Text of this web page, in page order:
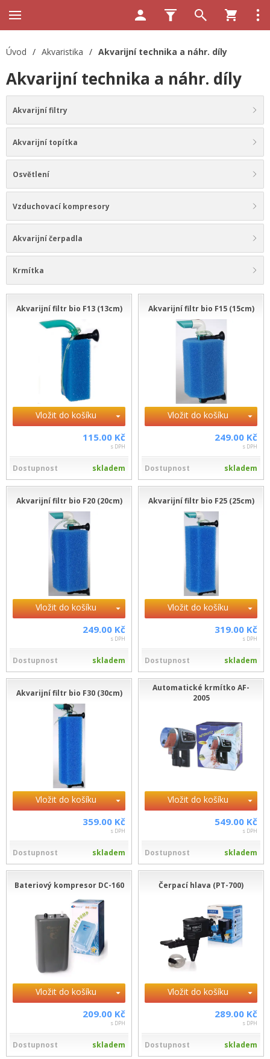
Úvod / Akvaristika / Akvarijní technika a náhr. díly
Akvarijní technika a náhr. díly
Akvarijní filtry
Akvarijní topítka
Osvětlení
Vzduchovací kompresory
Akvarijní čerpadla
Krmítka
Akvarijní filtr bio F13 (13cm)
Vložit do košíku
115.00 Kč
s DPH
Dostupnost skladem
Akvarijní filtr bio F15 (15cm)
Vložit do košíku
249.00 Kč
s DPH
Dostupnost skladem
Akvarijní filtr bio F20 (20cm)
Vložit do košíku
249.00 Kč
s DPH
Dostupnost skladem
Akvarijní filtr bio F25 (25cm)
Vložit do košíku
319.00 Kč
s DPH
Dostupnost skladem
Akvarijní filtr bio F30 (30cm)
Vložit do košíku
359.00 Kč
s DPH
Dostupnost skladem
Automatické krmítko AF-
2005
Vložit do košíku
549.00 Kč
s DPH
Dostupnost skladem
Bateriový kompresor DC-160
Vložit do košíku
209.00 Kč
s DPH
Dostupnost skladem
Čerpací hlava (PT-700)
Vložit do košíku
289.00 Kč
s DPH
Dostupnost skladem